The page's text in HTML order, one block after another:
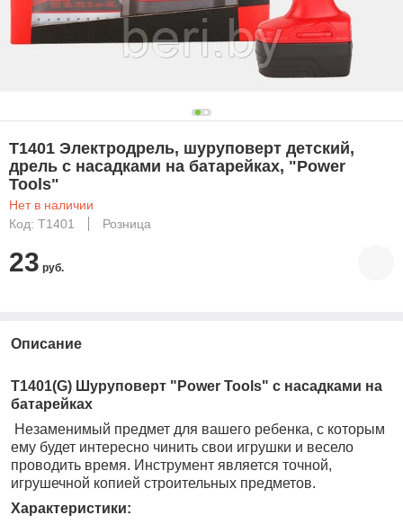
T1401 Электродрель, шуруповерт детский,
дрель с насадками на батарейках, "Power
Tools"
Нет в наличии
Код: T1401
Розница
23 руб.
Описание
T1401(G) Шуруповерт "Power Tools" с насадками на
батарейках
Незаменимый предмет для вашего ребенка, с которым
ему будет интересно чинить свои игрушки и весело
проводить время. Инструмент является точной,
игрушечной копией строительных предметов.
Характеристики: